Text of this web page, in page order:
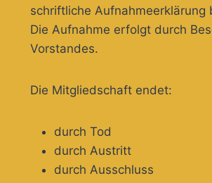
schriftliche Aufnahmeerklärung
Die Aufnahme erfolgt durch
Vorstandes.
Die Mitgliedschaft endet:
durch Tod
durch Austritt
durch Ausschluss